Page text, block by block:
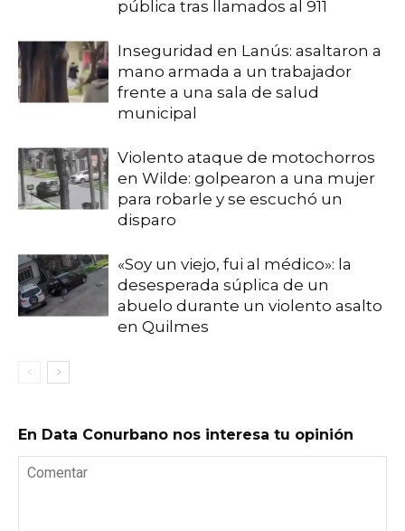
pública tras llamados al 911
Inseguridad en Lanús: asaltaron a
mano armada a un trabajador
frente a una sala de salud
municipal
Violento ataque de motochorros
en Wilde: golpearon a una mujer
para robarle y se escuchó un
disparo
«Soy un viejo, fui al médico»: la
desesperada súplica de un
abuelo durante un violento asalto
en Quilmes
En Data Conurbano nos interesa tu opinión